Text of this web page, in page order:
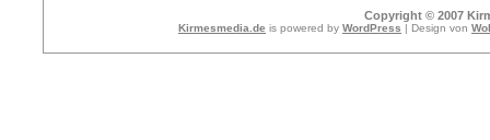
Copyright © 2007
Kirmesmedia.de is powered by WordPress | Design von